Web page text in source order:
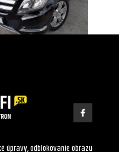
odblokovanie obrazu